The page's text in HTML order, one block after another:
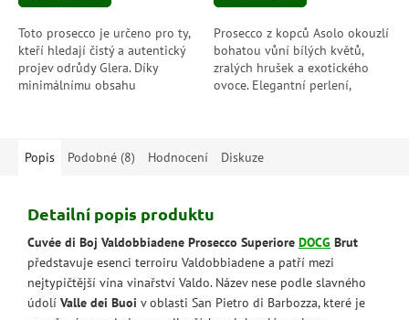
Toto prosecco je určeno pro ty,
kteří hledají čistý a autentický
projev odrůdy Glera. Díky
minimálnímu obsahu
Prosecco z kopců Asolo okouzlí
bohatou vůní bílých květů,
zralých hrušek a exotického
ovoce. Elegantní perlení,
Popis Podobné (8) Hodnocení Diskuze
Detailní popis produktu
Cuvée di Boj Valdobbiadene Prosecco Superiore DOCG Brut
představuje esenci terroiru Valdobbiadene a patří mezi
nejtypičtější vína vinařství Valdo. Název nese podle slavného
údolí Valle dei Buoi v oblasti San Pietro di Barbozza, které je